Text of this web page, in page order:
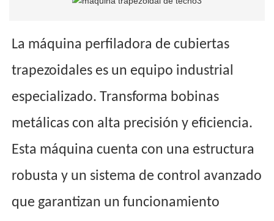
La máquina perfiladora de cubiertas
trapezoidales es un equipo industrial
especializado. Transforma bobinas
metálicas con alta precisión y eficiencia.
Esta máquina cuenta con una estructura
robusta y un sistema de control avanzado
que garantizan un funcionamiento